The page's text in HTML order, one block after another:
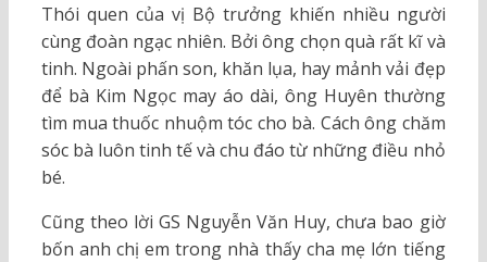
Thói quen của vị Bộ trưởng khiến nhiều người
cùng đoàn ngạc nhiên. Bởi ông chọn quà rất kĩ và
tinh. Ngoài phấn son, khăn lụa, hay mảnh vải đẹp
để bà Kim Ngọc may áo dài, ông Huyên thường
tìm mua thuốc nhuộm tóc cho bà. Cách ông chăm
sóc bà luôn tinh tế và chu đáo từ những điều nhỏ
bé.
Cũng theo lời GS Nguyễn Văn Huy, chưa bao giờ
bốn anh chị em trong nhà thấy cha mẹ lớn tiếng